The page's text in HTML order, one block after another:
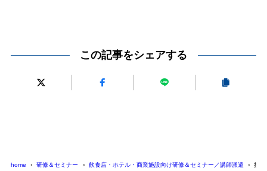
この記事をシェアする
home 研修＆セミナー 飲食店・ホテル・商業施設向け研修＆セミナー／講師派遣 接客